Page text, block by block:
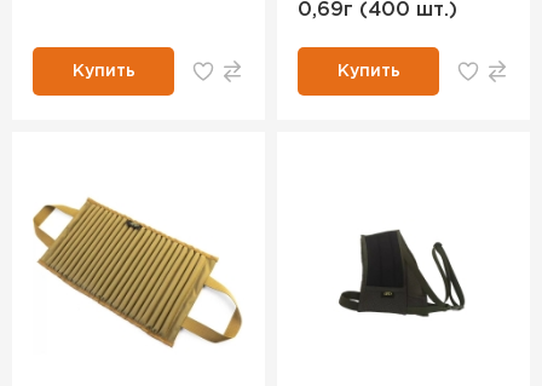
Купить
0,69г (400 шт.)
Купить